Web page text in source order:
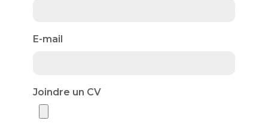
E-mail
Joindre un CV